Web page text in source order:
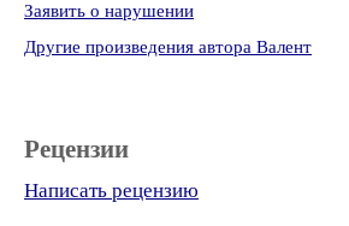
Заявить о нарушении
Другие произведения автора Валент
Рецензии
Написать рецензию